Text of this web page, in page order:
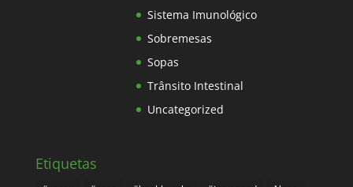
Sistema Imunológico
Sobremesas
Sopas
Trânsito Intestinal
Uncategorized
Etiquetas